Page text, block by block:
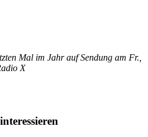
Mal im Jahr auf Sendung am Fr.,
X